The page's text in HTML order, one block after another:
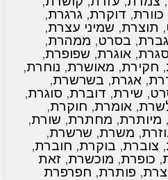
כוורת, דוקרת, גרגרת,
, תוצרת, שמיני עצרת,
גברת, בסרט, ממהרת,
, אוגרת, שפופרת,
, חקירת, מאושרת, נוחרת,
, אגרת, בשרשרת,
, שירת, דוברת, סוגרת,
, אומרת, חוקרת,
, מיותרת, מחתרת, שורת,
, משרת, שרשרת,
, צוברת, בוקרת, חוברת,
, כופרת, מוכשרת, זאת
, פותרת, חפרפרת